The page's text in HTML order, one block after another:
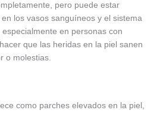
pero puede estar
los vasos sanguíneos y el sistema
en personas con
que las heridas en la piel sanen
o molestias.
como parches elevados en la piel,